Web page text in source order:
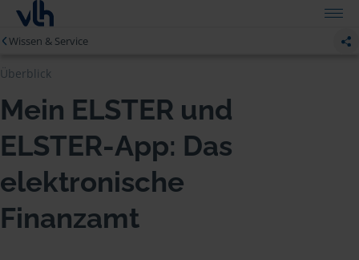
Wissen & Service
Überblick
Mein ELSTER und
ELSTER-App: Das
elektronische
Finanzamt